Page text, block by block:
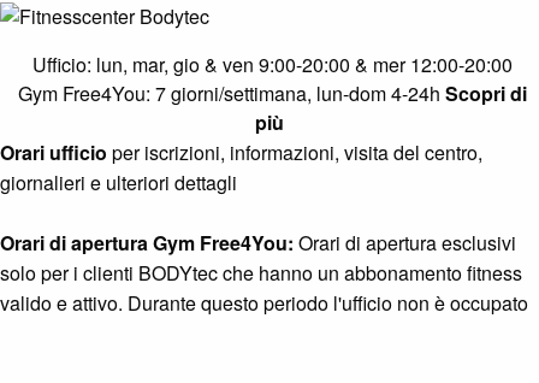
Ufficio: lun, mar, gio & ven 9:00-20:00 & mer 12:00-20:00
Gym Free4You: 7 giorni/settimana, lun-dom 4-24h Scopri di
più
Orari ufficio per iscrizioni, informazioni, visita del centro,
giornalieri e ulteriori dettagli
Orari di apertura Gym Free4You: Orari di apertura esclusivi
solo per i clienti BODYtec che hanno un abbonamento fitness
valido e attivo. Durante questo periodo l'ufficio non è occupato
Cardio Zone
Muscle Gym
Functional & Calisthenics
Circuit Area
Solarium